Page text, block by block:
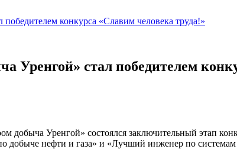
конкурса «Славим человека труда!»
стал победителем
Уренгой» состоялся заключительный этап
добыче нефти и газа» и «Лучший инженер по системам